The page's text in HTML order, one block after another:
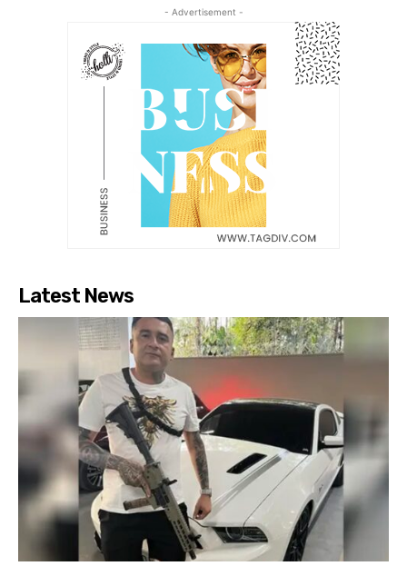
- Advertisement -
Latest News